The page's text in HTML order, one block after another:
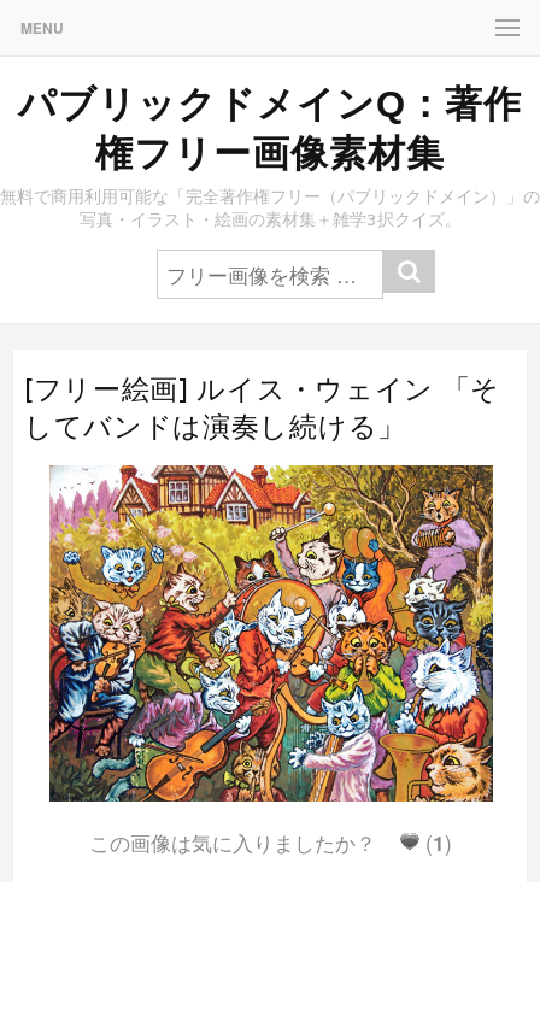
MENU
パブリックドメインQ：著作
権フリー画像素材集
無料で商用利用可能な「完全著作権フリー（パブリックドメイン）」の
写真・イラスト・絵画の素材集＋雑学3択クイズ。
[フリー絵画] ルイス・ウェイン 「そ
してバンドは演奏し続ける」
この画像は気に入りましたか？ (1)